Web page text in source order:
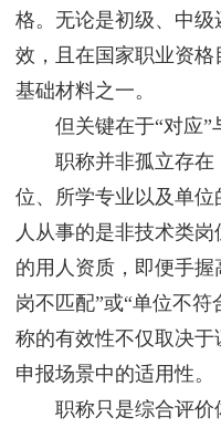
格。无论是初级、中
效，且在国家职业资
基础材料之一。
但关键在于“对应”与
职称并非孤立存在
位、所学专业以及单
人从事的是非技术类
的用人资质，即便手握
岗不匹配”或“单位不
称的有效性不仅取决
申报场景中的适用性。
职称只是综合评价